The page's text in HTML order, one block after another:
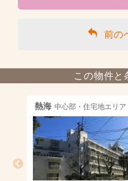
前の
この物件と
熱海 中心部・住宅地エリア